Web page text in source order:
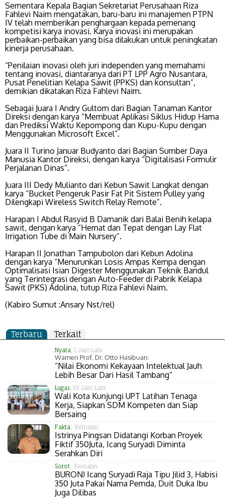
Sementara Kepala Bagian Sekretariat Perusahaan Riza
Fahlevi Naim mengatakan, baru-baru ini manajemen PTPN
IV telah memberikan penghargaan kepada pemenang
kompetisi karya inovasi. Karya inovasi ini merupakan
perbaikan-perbaikan yang bisa dilakukan untuk peningkatan
kinerja perusahaan.
“Penilaian inovasi oleh juri independen yang memahami
tentang inovasi, diantaranya dari PT LPP Agro Nusantara,
Pusat Penelitian Kelapa Sawit (PPKS) dan konsultan”,
demikian dikatakan Riza Fahlevi Naim.
Sebagai Juara I Andry Gultom dari Bagian Tanaman Kantor
Direksi dengan karya “Membuat Aplikasi Siklus Hidup Hama
dan Prediksi Waktu Kepompong dan Kupu-Kupu dengan
Menggunakan Microsoft Excel”.
Juara II Turino Januar Budyanto dari Bagian Sumber Daya
Manusia Kantor Direksi, dengan karya “Digitalisasi Formulir
Perjalanan Dinas”.
Juara III Dedy Mulianto dari Kebun Sawit Langkat dengan
karya “Bucket Pengeruk Pasir Fat Pit Sistem Pulley yang
Dilengkapi Wireless Switch Relay Remote”.
Harapan I Abdul Rasyid B Damanik dari Balai Benih kelapa
sawit, dengan karya “Hemat dan Tepat dengan Lay Flat
Irrigation Tube di Main Nursery”.
Harapan II Jonathan Tampubolon dari Kebun Adolina
dengan karya “Menurunkan Losis Ampas Kempa dengan
Optimalisasi Isian Digester Menggunakan Teknik Bandul
yang Terintegrasi dengan Auto-Feeder di Pabrik Kelapa
Sawit (PKS) Adolina, tutup Riza Fahlevi Naim.
​​​​(Kabiro Sumut :Ansary Nst/rel)
Terbaru Terkait
Nyata, 1 Jam Lalu
Wamen Prof. Dr. Otto Hasibuan:
“Nilai Ekonomi Kekayaan Intelektual Jauh
Lebih Besar Dari Hasil Tambang”
Lugas, 19 Jam Lalu
Wali Kota Kunjungi UPT Latihan Tenaga
Kerja, Siapkan SDM Kompeten dan Siap
Bersaing
Fakta, Kemarin
Istrinya Pingsan Didatangi Korban Proyek
Fiktif 350Juta, Icang Suryadi Diminta
Serahkan Diri
Sorot, Kemarin
BURON! Icang Suryadi Raja Tipu Jilid 3, Habisi
350 Juta Pakai Nama Pemda, Duit Duka Ibu
Juga Dilibas